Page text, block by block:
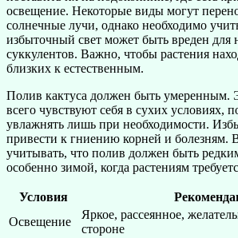
освещение. Некоторые виды могут
солнечные лучи, однако необходимо
избыточный свет может быть вреден для
суккулентов. Важно, чтобы растения
близких к естественным.
Полив кактуса должен быть умеренным.
всего чувствуют себя в сухих условиях,
увлажнять лишь при необходимости.
привести к гниению корней и болезням.
учитывать, что полив должен быть
особенно зимой, когда растениям
Условия
Освещение
Яркое, рассеянное,
стороне